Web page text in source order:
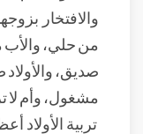
والافتخار
من حلي،
صديق،
مشغول، وأم لا
تربية الأولاد